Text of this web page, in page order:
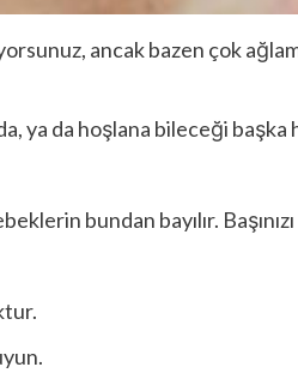
ancak bazen çok
ya da hoşlana bileceği
bundan bayılır.